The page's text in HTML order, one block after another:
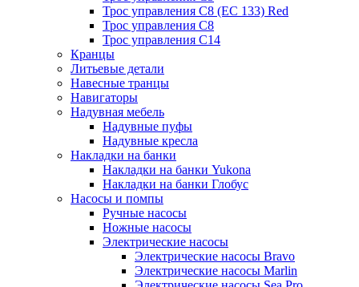
Трос управления C8 (ЕС 133) Red
Трос управления C8
Трос управления C14
Кранцы
Литьевые детали
Навесные транцы
Навигаторы
Надувная мебель
Надувные пуфы
Надувные кресла
Накладки на банки
Накладки на банки Yukona
Накладки на банки Глобус
Насосы и помпы
Ручные насосы
Ножные насосы
Электрические насосы
Электрические насосы Bravo
Электрические насосы Marlin